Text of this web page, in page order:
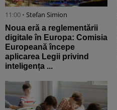
11:00 • Stefan Simion
Noua eră a reglementării
digitale în Europa: Comisia
Europeană începe
aplicarea Legii privind
inteligența ...